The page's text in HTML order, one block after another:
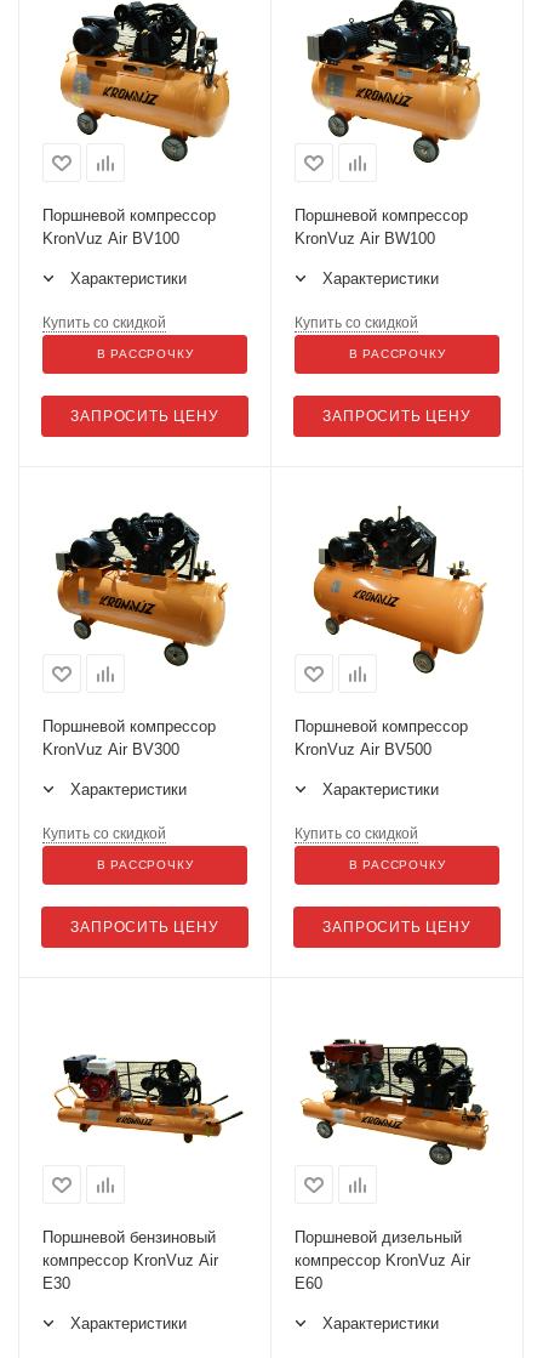
Поршневой компрессор
KronVuz Air BV100
Характеристики
ЗАПРОСИТЬ ЦЕНУ
Купить со скидкой
В РАССРОЧКУ
Поршневой компрессор
KronVuz Air BW100
Характеристики
ЗАПРОСИТЬ ЦЕНУ
Купить со скидкой
В РАССРОЧКУ
Поршневой компрессор
KronVuz Air BV300
Характеристики
ЗАПРОСИТЬ ЦЕНУ
Купить со скидкой
В РАССРОЧКУ
Поршневой компрессор
KronVuz Air BV500
Характеристики
ЗАПРОСИТЬ ЦЕНУ
Купить со скидкой
В РАССРОЧКУ
Поршневой бензиновый
компрессор KronVuz Air
E30
Характеристики
Поршневой дизельный
компрессор KronVuz Air
E60
Характеристики